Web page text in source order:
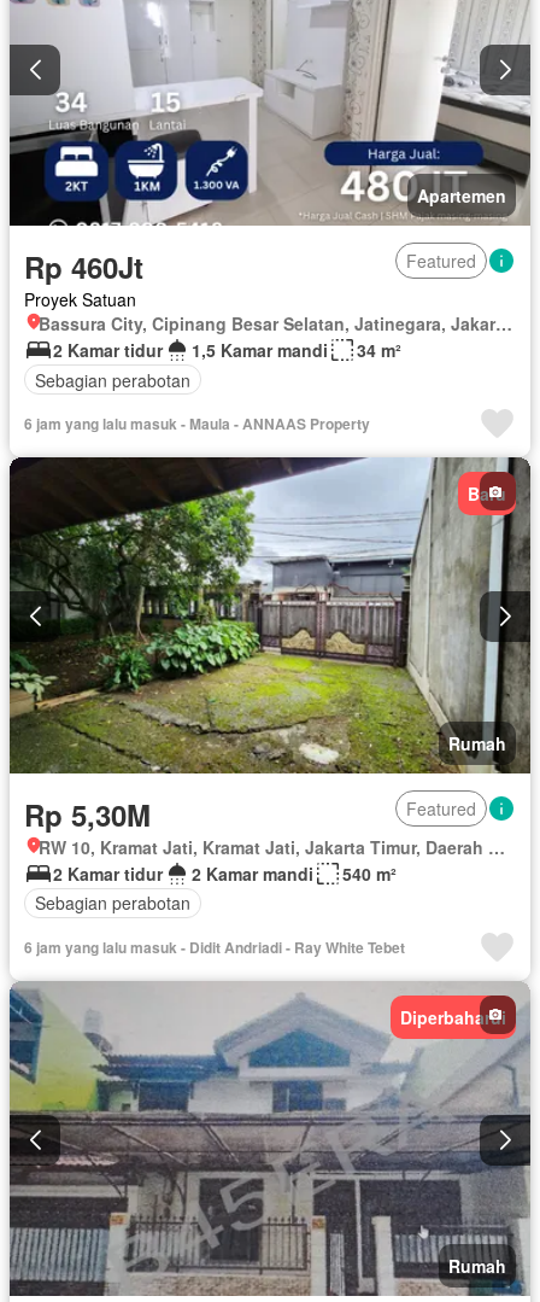
Apartemen
Rp 460Jt
Featured
Proyek Satuan
Bassura City, Cipinang Besar Selatan, Jatinegara, Jakarta Timur, Daerah Khusus Ibukota Jakarta
2 Kamar tidur
1,5 Kamar mandi
34 m²
Sebagian perabotan
6 jam yang lalu masuk - Maula - ANNAAS Property
Baru
Rumah
Rp 5,30M
Featured
RW 10, Kramat Jati, Kramat Jati, Jakarta Timur, Daerah Khusus Ibukota Jakarta
2 Kamar tidur
2 Kamar mandi
540 m²
Sebagian perabotan
6 jam yang lalu masuk - Didit Andriadi - Ray White Tebet
Diperbaharui
Rumah